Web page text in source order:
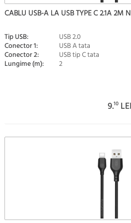
CABLU USB-A LA USB TYPE C 2.1A 2M
Tip USB: USB 2.0
Conector 1: USB A tata
Conector 2: USB tip C tata
Lungime (m): 2
9.10 LEI